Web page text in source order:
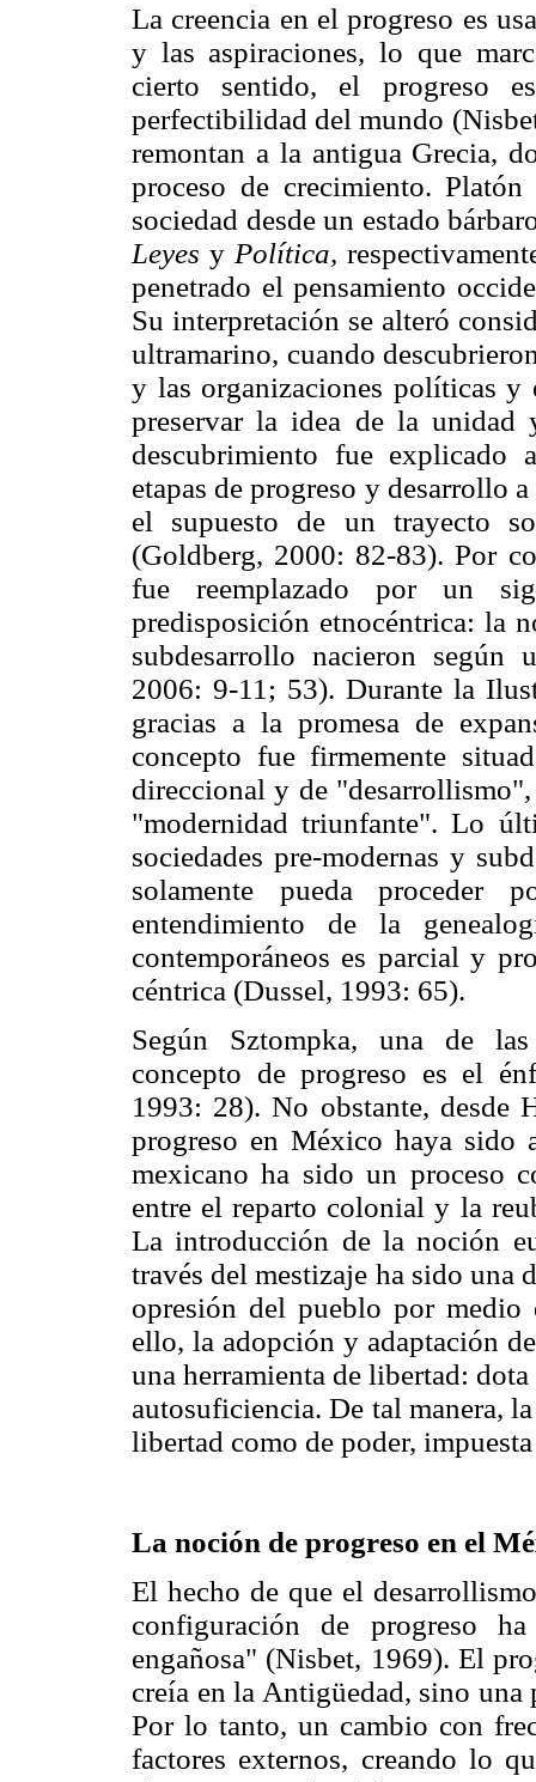
La creencia en el progreso es
y las aspiraciones, lo que
cierto sentido, el progreso
perfectibilidad del mundo
remontan a la antigua Grecia,
proceso de crecimiento.
sociedad desde un estado
Leyes y Política,
penetrado el pensamiento
Su interpretación se alteró
ultramarino, cuando
y las organizaciones políticas y
preservar la idea de la unidad
descubrimiento fue explicado
etapas de progreso y desarrollo
el supuesto de un trayecto
(Goldberg, 2000: 82-83). Por
fue reemplazado por un
predisposición etnocéntrica: la
subdesarrollo nacieron según
2006: 9-11; 53). Durante la
gracias a la promesa de
concepto fue firmemente
direccional y de
"modernidad triunfante". Lo
sociedades pre-modernas y
solamente pueda proceder
entendimiento de la
contemporáneos es parcial y
céntrica (Dussel, 1993: 65).
Según Sztompka, una de
concepto de progreso es el
1993: 28). No obstante, desde
progreso en México haya sido
mexicano ha sido un proceso
entre el reparto colonial y la
La introducción de la noción
través del mestizaje ha sido una
opresión del pueblo por medio
ello, la adopción y adaptación
una herramienta de libertad:
autosuficiencia. De tal manera,
libertad como de poder,
La noción de progreso en el
El hecho de que el
configuración de progreso
engañosa" (Nisbet, 1969). El
creía en la Antigüedad, sino
Por lo tanto, un cambio con
factores externos, creando lo